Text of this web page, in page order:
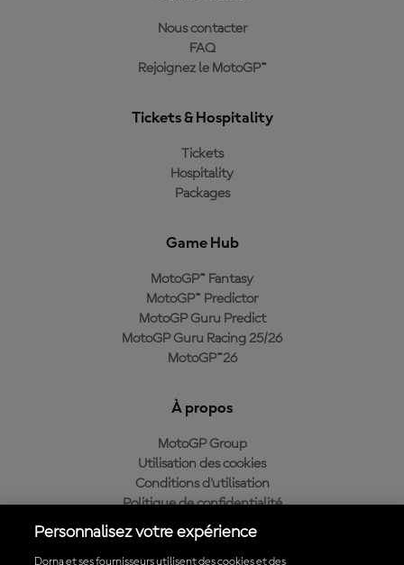
Nous contacter
FAQ
Rejoignez le MotoGP™
Tickets & Hospitality
Tickets
Hospitality
Packages
Game Hub
MotoGP™ Fantasy
MotoGP™ Predictor
MotoGP Guru Predict
MotoGP Guru Racing 25/26
MotoGP™26
À propos
MotoGP Group
Utilisation des cookies
Conditions d'utilisation
Politique de confidentialité
Politique d’achat
Personnalisez votre expérience
Dorna et ses fournisseurs utilisent des cookies et des